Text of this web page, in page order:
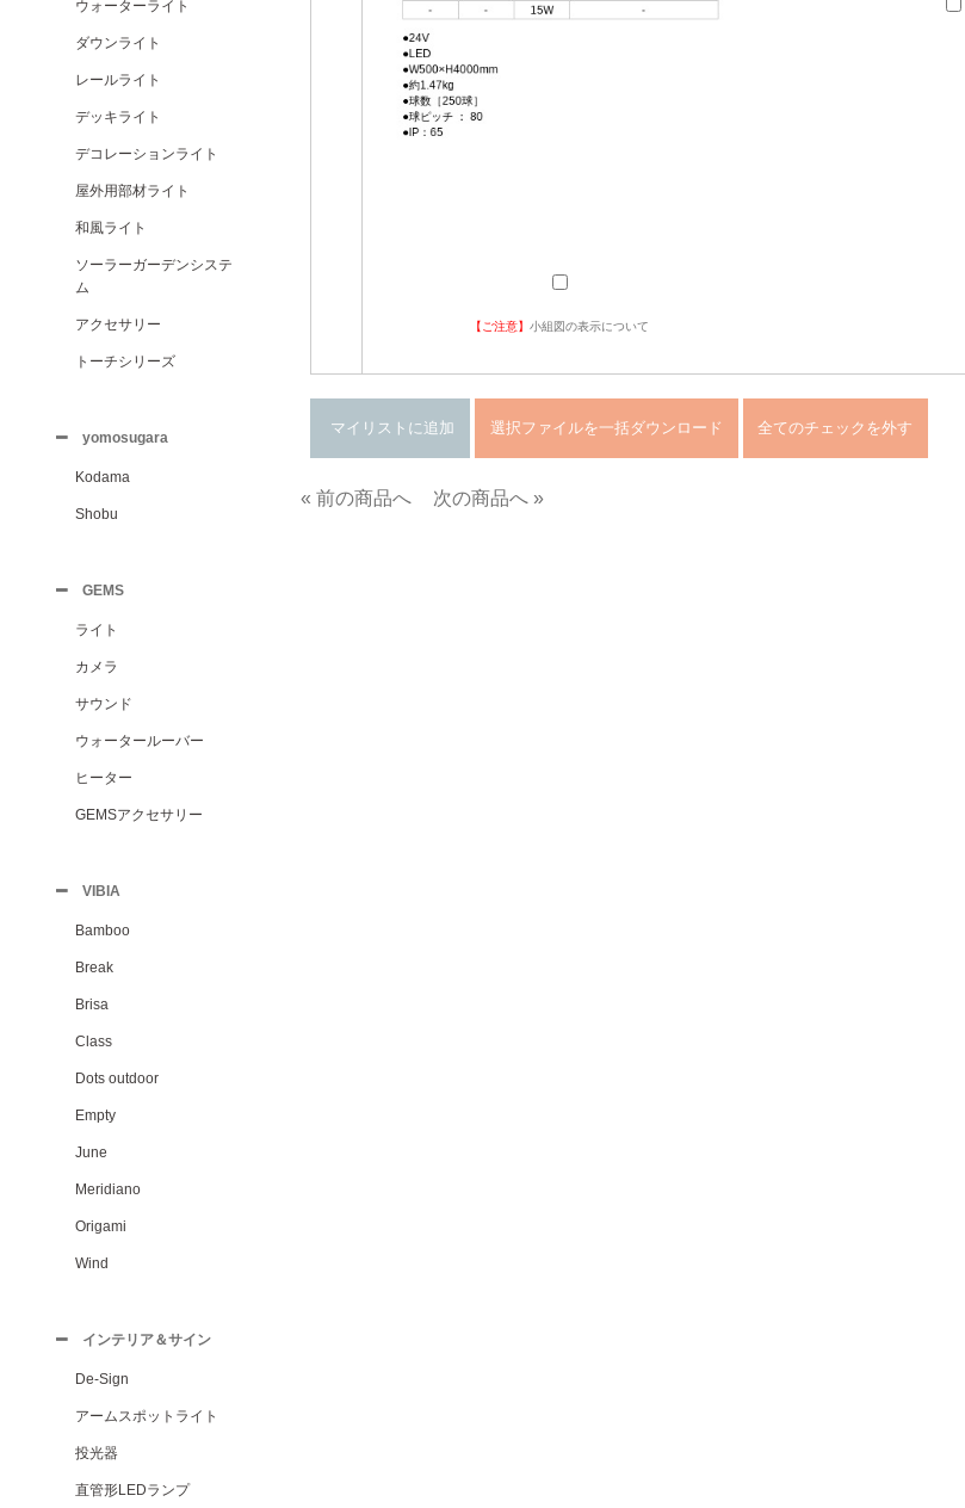
ウォーターライト
ダウンライト
レールライト
デッキライト
デコレーションライト
屋外用部材ライト
和風ライト
ソーラーガーデンシステ
ム
アクセサリー
トーチシリーズ
yomosugara
Kodama
Shobu
GEMS
ライト
カメラ
サウンド
ウォータールーバー
ヒーター
GEMSアクセサリー
VIBIA
Bamboo
Break
Brisa
Class
Dots outdoor
Empty
June
Meridiano
Origami
Wind
インテリア＆サイン
De-Sign
アームスポットライト
投光器
直管形LEDランプ
【ご注意】小組図の表示について
« 前の商品へ 次の商品へ »